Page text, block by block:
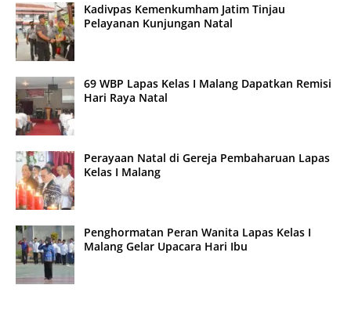
Kadivpas Kemenkumham Jatim Tinjau
Pelayanan Kunjungan Natal
69 WBP Lapas Kelas I Malang Dapatkan Remisi
Hari Raya Natal
Perayaan Natal di Gereja Pembaharuan Lapas
Kelas I Malang
Penghormatan Peran Wanita Lapas Kelas I
Malang Gelar Upacara Hari Ibu